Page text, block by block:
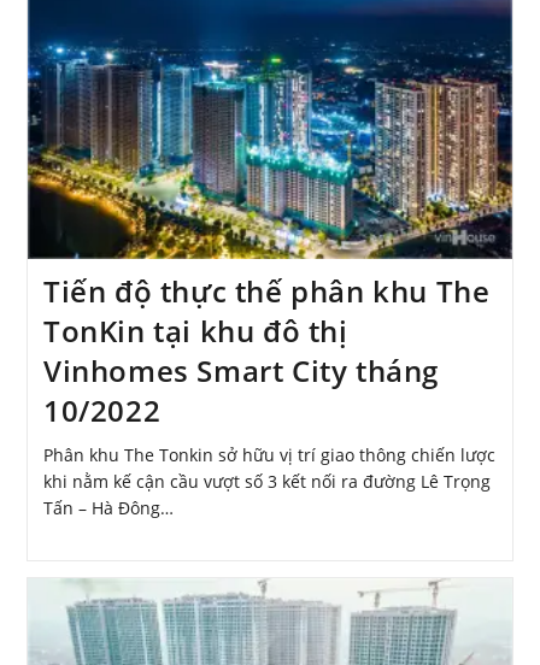
Tiến độ thực thế phân khu The
TonKin tại khu đô thị
Vinhomes Smart City tháng
10/2022
Phân khu The Tonkin sở hữu vị trí giao thông chiến lược
khi nằm kế cận cầu vượt số 3 kết nối ra đường Lê Trọng
Tấn – Hà Đông…